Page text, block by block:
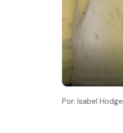
Por: Isabel Hodge